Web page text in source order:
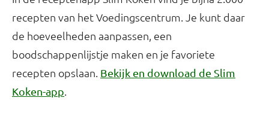
recepten van het Voedingscentrum. Je kunt daar
de hoeveelheden aanpassen, een
boodschappenlijstje maken en je favoriete
recepten opslaan. Bekijk en download de Slim
Koken-app